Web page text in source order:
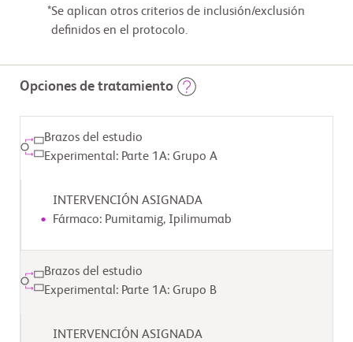
Se aplican otros criterios de inclusión/exclusión
definidos en el protocolo.
Opciones de tratamiento
Brazos del estudio
Experimental: Parte 1A: Grupo A
INTERVENCIÓN ASIGNADA
Fármaco: Pumitamig, Ipilimumab
Brazos del estudio
Experimental: Parte 1A: Grupo B
INTERVENCIÓN ASIGNADA